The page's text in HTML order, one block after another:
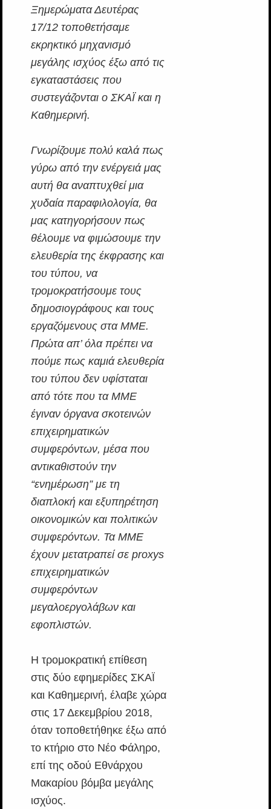
Ξημερώματα Δευτέρας
17/12 τοποθετήσαμε
εκρηκτικό μηχανισμό
μεγάλης ισχύος έξω από τις
εγκαταστάσεις που
συστεγάζονται ο ΣΚΑΪ και η
Καθημερινή.
Γνωρίζουμε πολύ καλά πως
γύρω από την ενέργειά μας
αυτή θα αναπτυχθεί μια
χυδαία παραφιλολογία, θα
μας κατηγορήσουν πως
θέλουμε να φιμώσουμε την
ελευθερία της έκφρασης και
του τύπου, να
τρομοκρατήσουμε τους
δημοσιογράφους και τους
εργαζόμενους στα ΜΜΕ.
Πρώτα απ’ όλα πρέπει να
πούμε πως καμιά ελευθερία
του τύπου δεν υφίσταται
από τότε που τα ΜΜΕ
έγιναν όργανα σκοτεινών
επιχειρηματικών
συμφερόντων, μέσα που
αντικαθιστούν την
“ενημέρωση” με τη
διαπλοκή και εξυπηρέτηση
οικονομικών και πολιτικών
συμφερόντων. Τα ΜΜΕ
έχουν μετατραπεί σε proxys
επιχειρηματικών
συμφερόντων
μεγαλοεργολάβων και
εφοπλιστών.
Η τρομοκρατική επίθεση
στις δύο εφημερίδες ΣΚΑΪ
και Καθημερινή, έλαβε χώρα
στις 17 Δεκεμβρίου 2018,
όταν τοποθετήθηκε έξω από
το κτήριο στο Νέο Φάληρο,
επί της οδού Εθνάρχου
Μακαρίου βόμβα μεγάλης
ισχύος.